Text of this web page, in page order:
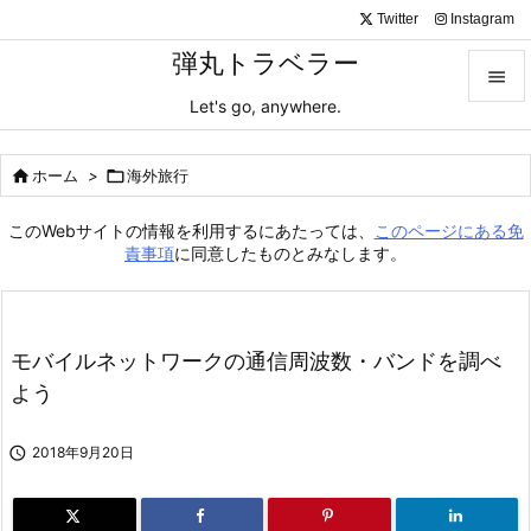
弾丸トラベラー
Let's go, anywhere.


メニュ


Twitter Instagram
ホーム > 海外旅行
このWebサイトの情報を利用するにあたっては、
このページにある免
責事項に同意したものとみなします。
モバイルネットワークの通信周波数・バンドを調べ
よう
 2018年9月20日